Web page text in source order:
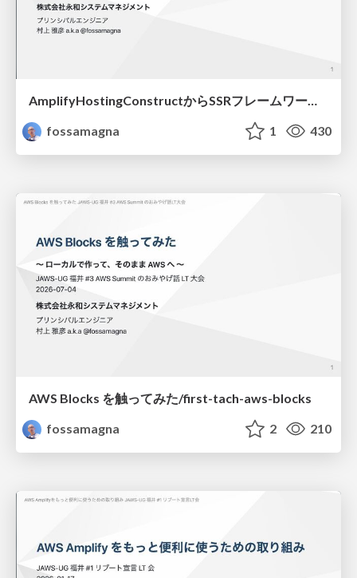
AmplifyHostingConstructからSSRフレームワークのためのホスティング設計を考察する/amplify-hosting-construct
fossamagna
1 430
AWS Blocks を触ってみた/first-tach-aws-blocks
fossamagna
2 210